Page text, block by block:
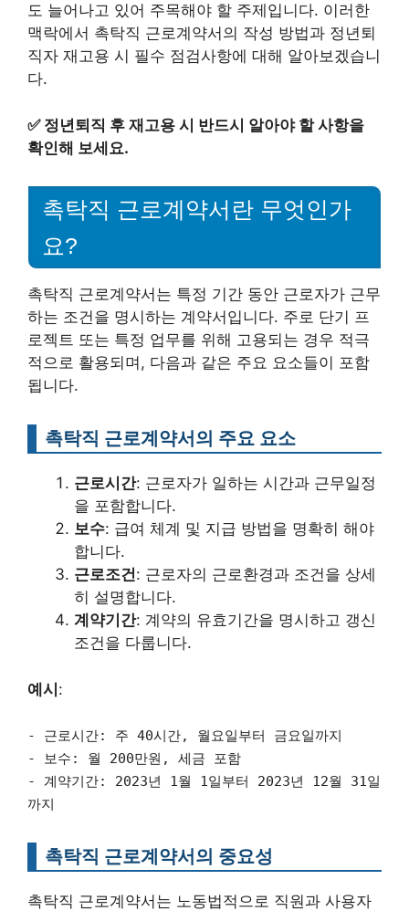
도 늘어나고 있어 주목해야 할 주제입니다. 이러한
맥락에서 촉탁직 근로계약서의 작성 방법과 정년퇴
직자 재고용 시 필수 점검사항에 대해 알아보겠습니
다.
✅ 정년퇴직 후 재고용 시 반드시 알아야 할 사항을
확인해 보세요.
촉탁직 근로계약서란 무엇인가
요?
촉탁직 근로계약서는 특정 기간 동안 근로자가 근무
하는 조건을 명시하는 계약서입니다. 주로 단기 프
로젝트 또는 특정 업무를 위해 고용되는 경우 적극
적으로 활용되며, 다음과 같은 주요 요소들이 포함
됩니다.
촉탁직 근로계약서의 주요 요소
근로시간: 근로자가 일하는 시간과 근무일정
을 포함합니다.
보수: 급여 체계 및 지급 방법을 명확히 해야
합니다.
근로조건: 근로자의 근로환경과 조건을 상세
히 설명합니다.
계약기간: 계약의 유효기간을 명시하고 갱신
조건을 다룹니다.
예시:
- 근로시간: 주 40시간, 월요일부터 금요일까지
- 보수: 월 200만원, 세금 포함
- 계약기간: 2023년 1월 1일부터 2023년 12월 31일
까지
촉탁직 근로계약서의 중요성
촉탁직 근로계약서는 노동법적으로 직원과 사용자